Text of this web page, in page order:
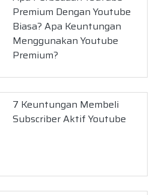
Premium Dengan Youtube
Biasa? Apa Keuntungan
Menggunakan Youtube
Premium?
7 Keuntungan Membeli
Subscriber Aktif Youtube